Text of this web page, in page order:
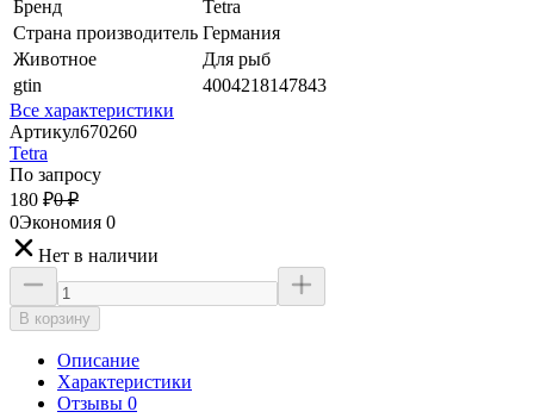
Бренд
Tetra
Страна производитель Германия
Животное
Для рыб
gtin
4004218147843
Все характеристики
Артикул670260
Tetra
По запросу
180 ₽0 ₽
0Экономия 0
Нет в наличии
В корзину
Описание
Характеристики
Отзывы 0